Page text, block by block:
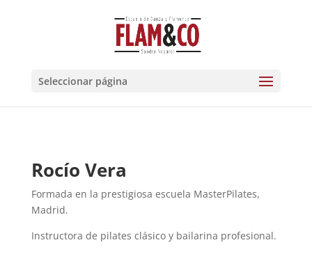
Seleccionar página
Rocío Vera
Formada en la prestigiosa escuela MasterPilates,
Madrid.
Instructora de pilates clásico y bailarina profesional.